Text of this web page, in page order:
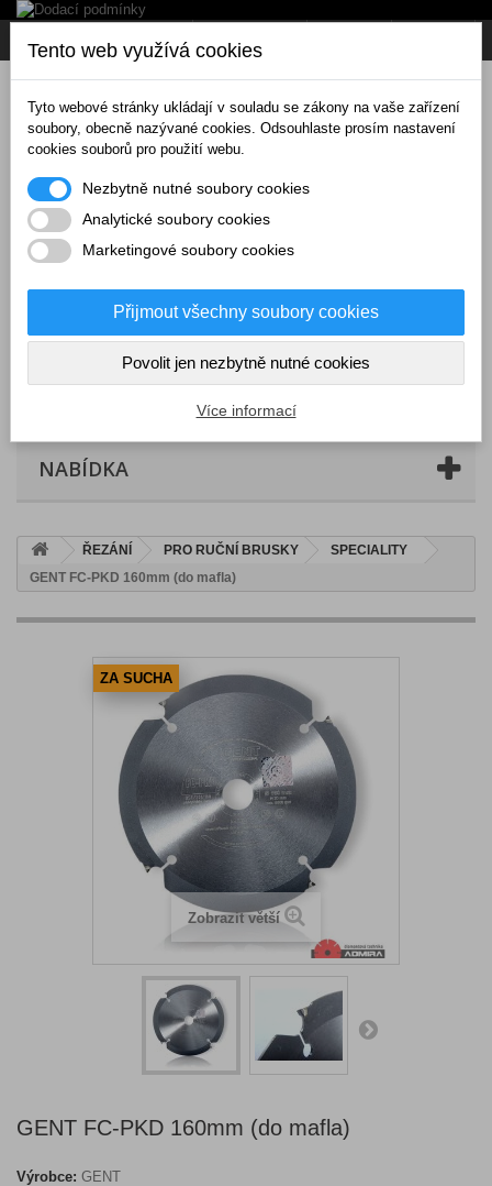
Košík (prázdný)
NABÍDKA
ŘEZÁNÍ PRO RUČNÍ BRUSKY
SPECIALITY
GENT FC-PKD 160mm (do mafla)
ZA SUCHA
Zobrazit větší
GENT FC-PKD 160mm (do mafla)
Výrobce: GENT
Tento web využívá cookies
Tyto webové stránky ukládají v souladu se zákony na vaše zařízení
soubory, obecně nazývané cookies. Odsouhlaste prosím nastavení
cookies souborů pro použití webu.
Nezbytně nutné soubory cookies
Analytické soubory cookies
Marketingové soubory cookies
Přijmout všechny soubory cookies
Povolit jen nezbytně nutné cookies
Více informací